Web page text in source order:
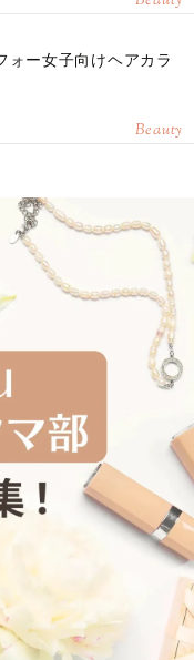
ォー女子向けヘアカラ
Beauty